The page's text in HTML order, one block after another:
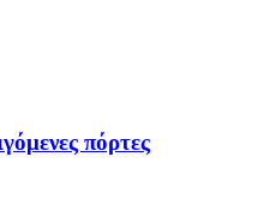
πόρτες